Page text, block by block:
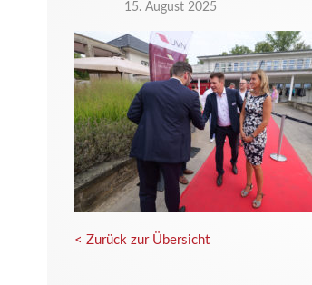
15. August 2025
< Zurück zur Übersicht